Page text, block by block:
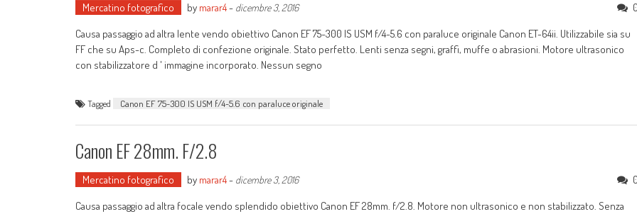
Mercatino fotografico by marar4- dicembre 3, 2016
Causa passaggio ad altra lente vendo obiettivo Canon EF 75-300 IS USM f/4-5.6 con paraluce originale Canon ET-64ii. Utilizzabile sia su
FF che su Aps-c. Completo di confezione originale. Stato perfetto. Lenti senza segni, graffi, muffe o abrasioni. Motore ultrasonico
con stabilizzatore d ' immagine incorporato. Nessun segno
Tagged Canon EF 75-300 IS USM f/4-5.6 con paraluce originale
Canon EF 28mm. F/2.8
Mercatino fotografico by marar4- dicembre 3, 2016
Causa passaggio ad altra focale vendo splendido obiettivo Canon EF 28mm. f/2.8. Motore non ultrasonico e non stabilizzato. Senza